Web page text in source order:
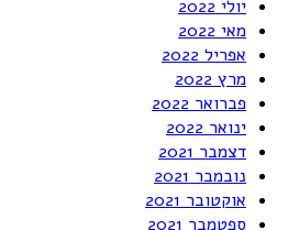
יולי 2022
מאי 2022
אפריל 2022
מרץ 2022
פברואר 2022
ינואר 2022
דצמבר 2021
נובמבר 2021
אוקטובר 2021
ספטמבר 2021